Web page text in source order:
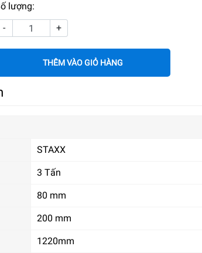
lượng:
-
+
THÊM VÀO GIỎ HÀNG
STAXX
3 Tấn
80 mm
200 mm
1220mm